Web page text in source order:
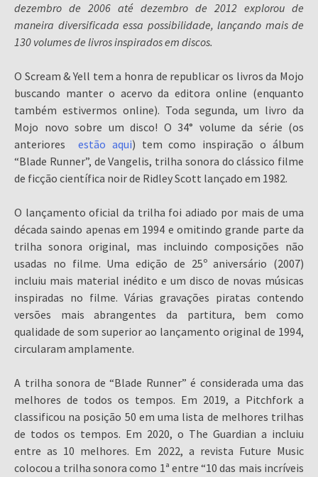
dezembro de 2006 até dezembro de 2012 explorou de
maneira diversificada essa possibilidade, lançando mais de
130 volumes de livros inspirados em discos.
O Scream & Yell tem a honra de republicar os livros da Mojo
buscando manter o acervo da editora online (enquanto
também estivermos online). Toda segunda, um livro da
Mojo novo sobre um disco! O 34° volume da série (os
anteriores estão aqui) tem como inspiração o álbum
“Blade Runner”, de Vangelis, trilha sonora do clássico filme
de ficção científica noir de Ridley Scott lançado em 1982.
O lançamento oficial da trilha foi adiado por mais de uma
década saindo apenas em 1994 e omitindo grande parte da
trilha sonora original, mas incluindo composições não
usadas no filme. Uma edição de 25º aniversário (2007)
incluiu mais material inédito e um disco de novas músicas
inspiradas no filme. Várias gravações piratas contendo
versões mais abrangentes da partitura, bem como
qualidade de som superior ao lançamento original de 1994,
circularam amplamente.
A trilha sonora de “Blade Runner” é considerada uma das
melhores de todos os tempos. Em 2019, a Pitchfork a
classificou na posição 50 em uma lista de melhores trilhas
de todos os tempos. Em 2020, o The Guardian a incluiu
entre as 10 melhores. Em 2022, a revista Future Music
colocou a trilha sonora como 1ª entre “10 das mais incríveis